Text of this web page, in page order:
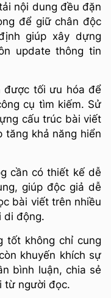
nội dung đều đặn
để giữ chân độc
giúp xây dựng
update thông tin
được tối ưu hóa để
cụ tìm kiếm. Sử
cấu trúc bài viết
khả năng hiển
cần có thiết kế dễ
giúp độc giả dễ
bài viết trên nhiều
di động.
tốt không chỉ cung
khuyến khích sự
bình luận, chia sẻ
từ người đọc.